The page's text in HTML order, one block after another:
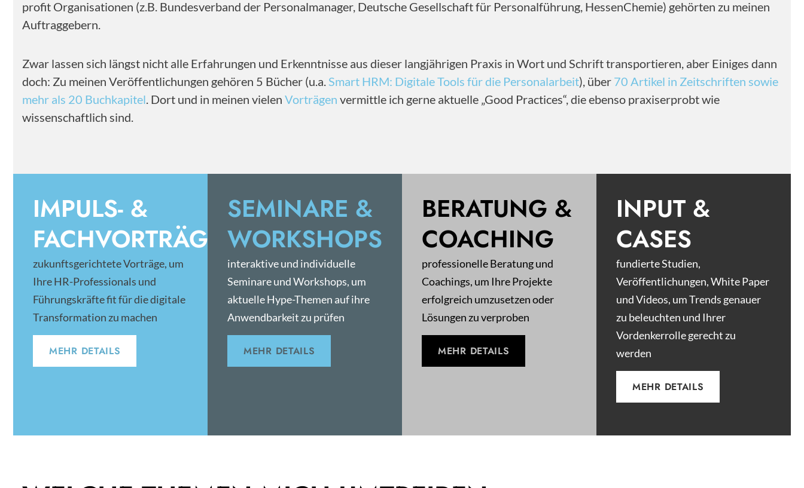
profit Organisationen (z.B. Bundesverband der Personalmanager, Deutsche Gesellschaft für Personalführung, HessenChemie) gehörten zu meinen
Auftraggebern.
Zwar lassen sich längst nicht alle Erfahrungen und Erkenntnisse aus dieser langjährigen Praxis in Wort und Schrift transportieren, aber Einiges dann
doch: Zu meinen Veröffentlichungen gehören 5 Bücher (u.a.Smart HRM: Digitale Tools für die Personalarbeit), über 70 Artikel in Zeitschriften sowie
mehr als 20 Buchkapitel. Dort und in meinen vielen Vorträgen vermittle ich gerne aktuelle „Good Practices“, die ebenso praxiserprobt wie
wissenschaftlich sind.
IMPULS- &
FACHVORTRÄGE
zukunftsgerichtete Vorträge, um
Ihre HR-Professionals und
Führungskräfte fit für die digitale
Transformation zu machen
MEHR DETAILS
SEMINARE &
WORKSHOPS
interaktive und individuelle
Seminare und Workshops, um
aktuelle Hype-Themen auf ihre
Anwendbarkeit zu prüfen
MEHR DETAILS
BERATUNG &
COACHING
professionelle Beratung und
Coachings, um Ihre Projekte
erfolgreich umzusetzen oder
Lösungen zu verproben
MEHR DETAILS
INPUT &
CASES
fundierte Studien,
Veröffentlichungen, White Paper
und Videos, um Trends genauer
zu beleuchten und Ihrer
Vordenkerrolle gerecht zu
werden
MEHR DETAILS